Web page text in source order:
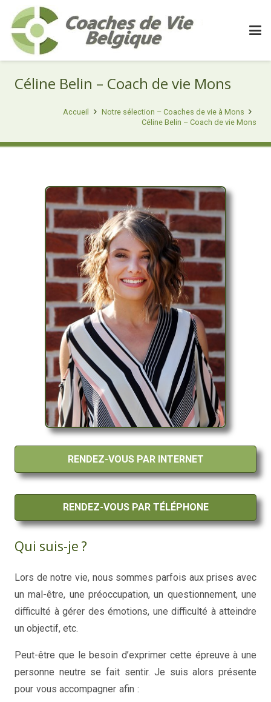
Céline Belin – Coach de vie Mons
Accueil
Notre sélection – Coaches de vie à Mons
Céline Belin – Coach de vie Mons
Qui suis-je ?
Lors de notre vie, nous sommes parfois aux prises avec
un mal-être, une préoccupation, un questionnement, une
difficulté à gérer des émotions, une difficulté à atteindre
un objectif, etc.
Peut-être que le besoin d’exprimer cette épreuve à une
personne neutre se fait sentir. Je suis alors présente
pour vous accompagner afin :
RENDEZ-VOUS PAR INTERNET
RENDEZ-VOUS PAR TÉLÉPHONE